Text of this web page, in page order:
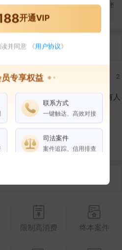
临平国有资本投资
营有限公司
杭州临平国有资本投资
2
作为受益所有人
1
合作伙伴
限制高消费 终本案件
开通VIP
并同意 《用户协议》
专享权益
联系方式
一键触达、高效对接
司法案件
案件追踪、信用排查
VIP会员 SVIP会员